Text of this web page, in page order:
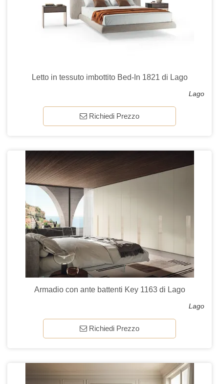
Letto in tessuto imbottito Bed-In 1821 di Lago
Lago
Richiedi Prezzo
Armadio con ante battenti Key 1163 di Lago
Lago
Richiedi Prezzo